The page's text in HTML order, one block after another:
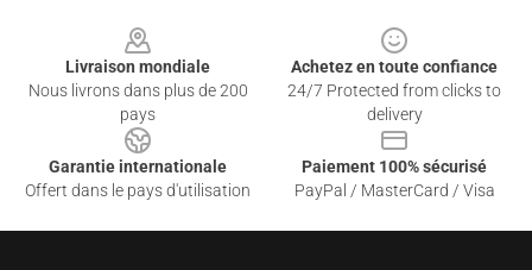
Livraison mondiale
Nous livrons dans plus de 200
pays
Achetez en toute confiance
24/7 Protected from clicks to
delivery
Garantie internationale
Offert dans le pays d'utilisation
Paiement 100% sécurisé
PayPal / MasterCard / Visa